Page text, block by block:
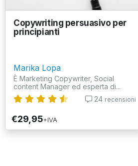
Copywriting persuasivo per
principianti
Marika Lopa
È Marketing Copywriter, Social
content Manager ed esperta di...
24 recensioni
€29,95+IVA